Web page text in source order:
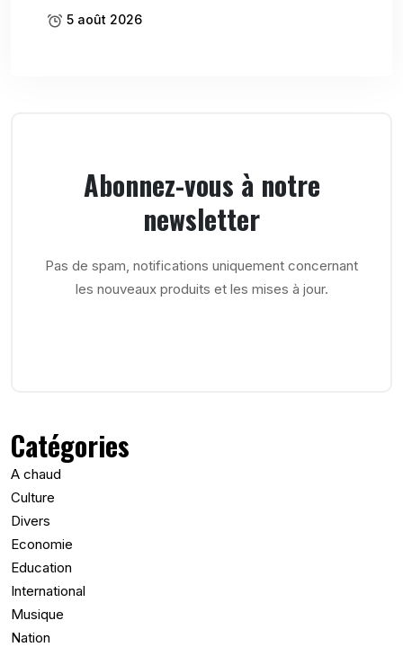
5 août 2026
Abonnez-vous à notre
newsletter
Pas de spam, notifications uniquement concernant
les nouveaux produits et les mises à jour.
Catégories
A chaud
Culture
Divers
Economie
Education
International
Musique
Nation